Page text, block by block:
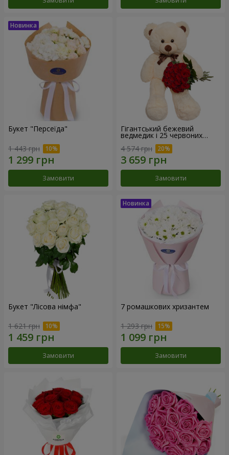
Букет "Персеїда"
1 443 грн
Замовити
Гігантський бежевий
ведмедик і 25 червоних
троянд
4 574 грн
Замовити
Букет "Лісова німфа"
1 621 грн
Замовити
7 ромашкових хризантем
1 293 грн
Замовити